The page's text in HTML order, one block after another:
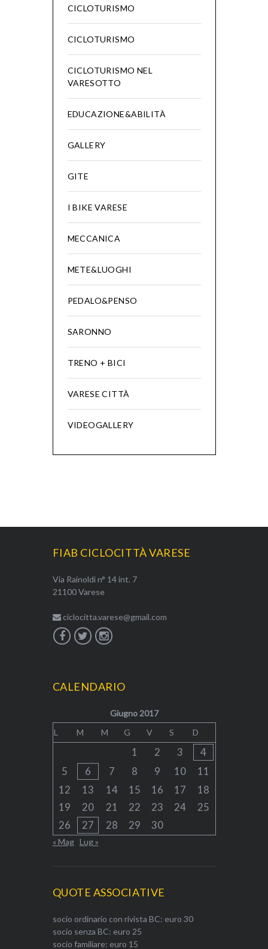
CICLOTURISMO
CICLOTURISMO
CICLOTURISMO NEL
VARESOTTO
EDUCAZIONE&ABILITÀ
GALLERY
GITE
I BIKE VARESE
MECCANICA
METE&LUOGHI
PEDALO&PENSO
SARONNO
TRENO + BICI
VARESE CITTÀ
VIDEOGALLERY
FIAB CICLOCITTÀ VARESE
Via Rainoldi n° 14 int. 7
21100 Varese
ciclocitta.varese@gmail.com
CALENDARIO
Giugno 2017
L
M M G V S D
1 2 3
4
5
6 7 8 9 10
11
12
13 14 15 16 17
18
19
20 21 22 23 24
25
26
27 28 29 30
« Mag Lug »
QUOTE ASSOCIATIVE
socio ordinario con rivista BC: euro 30
socio senza BC: euro 25
socio familiare: euro 15